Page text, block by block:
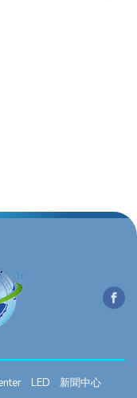
LED
新聞中心